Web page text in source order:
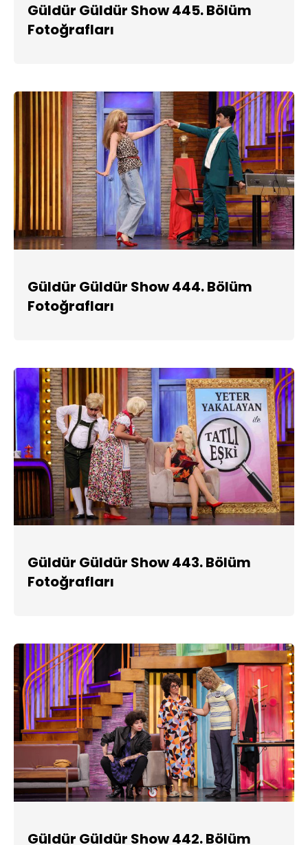
Güldür Güldür Show 445. Bölüm
Fotoğrafları
Güldür Güldür Show 444. Bölüm
Fotoğrafları
Güldür Güldür Show 443. Bölüm
Fotoğrafları
Güldür Güldür Show 442. Bölüm